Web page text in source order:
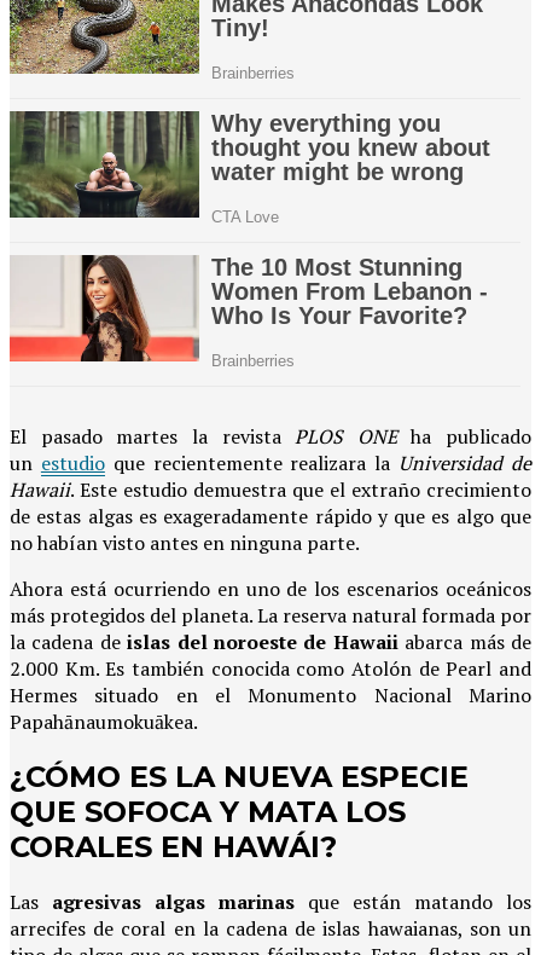
El pasado martes la revistaPLOS ONEha publicado
un estudioque recientemente realizara la Universidad de
Hawaii. Este estudio demuestra que el extraño crecimiento
de estas algas es exageradamente rápido y que es algo que
no habían visto antes en ninguna parte.
Ahora está ocurriendo en uno de los escenarios oceánicos
más protegidos del planeta. La reserva natural formada por
la cadena deislas del noroeste de Hawaiiabarca más de
2.000 Km. Es también conocida como Atolón de Pearl and
Hermes situado en el Monumento Nacional Marino
Papahānaumokuākea.
¿CÓMO ES LA NUEVA ESPECIE
QUE SOFOCA Y MATA LOS
CORALES EN HAWÁI?
Las agresivas algas marinas que están matando los
arrecifes de coral en la cadena de islas hawaianas, son un